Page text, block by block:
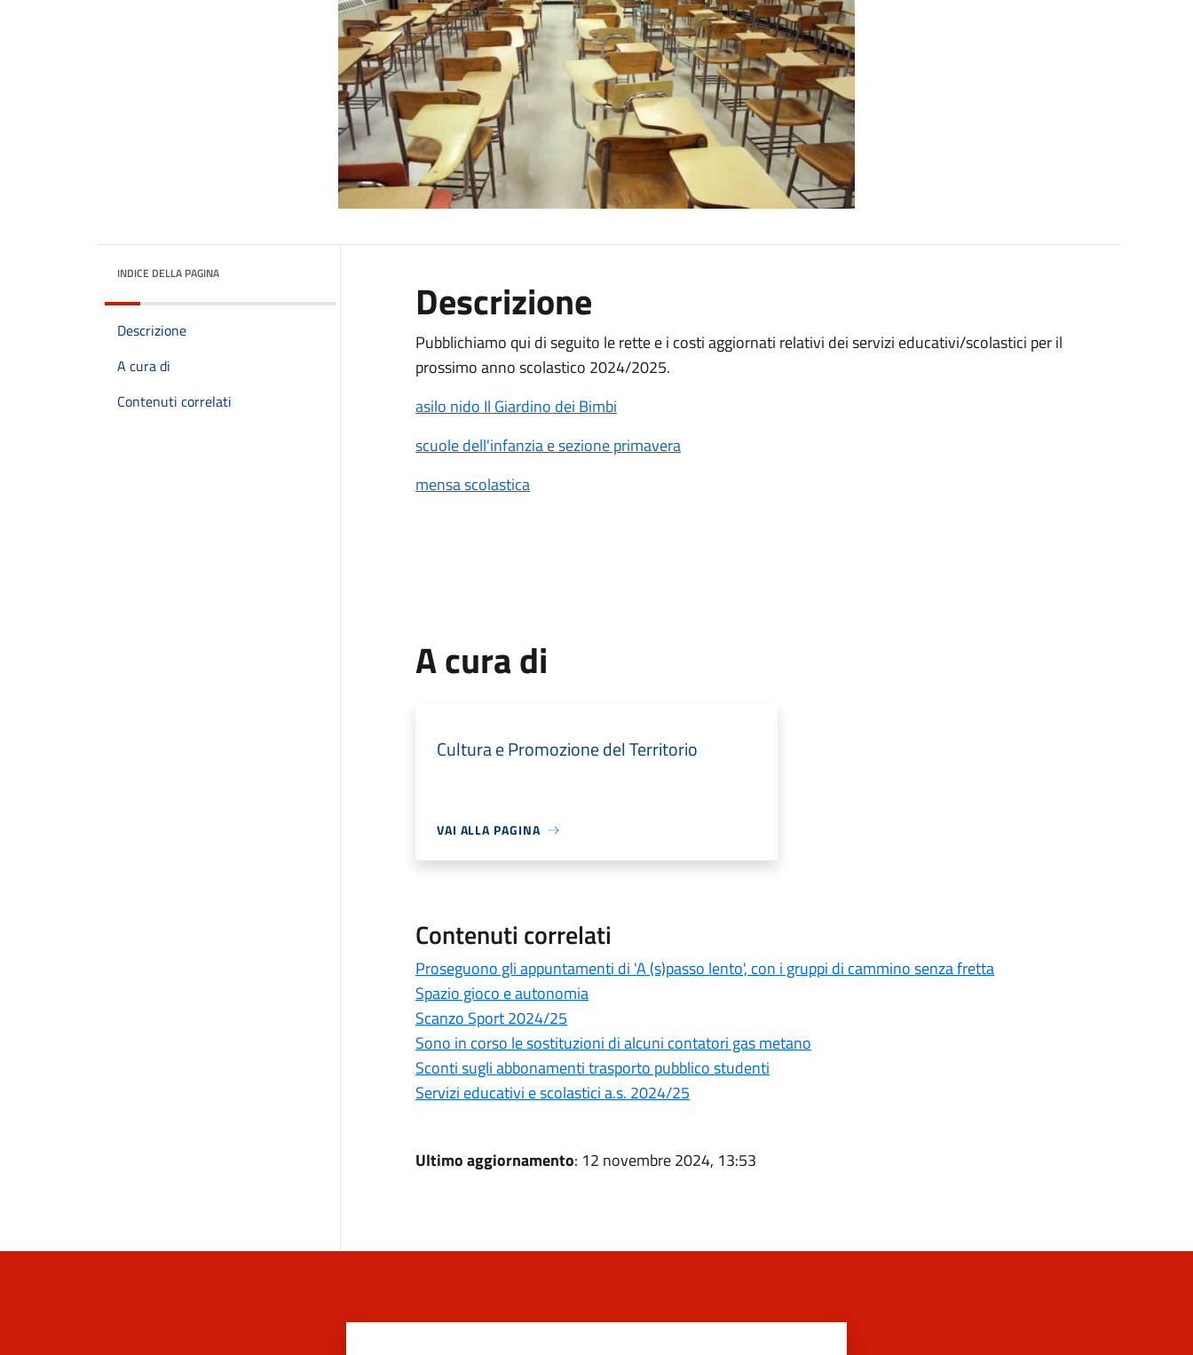
INDICE DELLA PAGINA
Descrizione
A cura di
Contenuti correlati
Descrizione
Pubblichiamo qui di seguito le rette e i costi aggiornati relativi dei servizi educativi/scolastici per il
prossimo anno scolastico 2024/2025.
asilo nido Il Giardino dei Bimbi
scuole dell'infanzia e sezione primavera
mensa scolastica
A cura di
Cultura e Promozione del Territorio
VAI ALLA PAGINA
Contenuti correlati
Proseguono gli appuntamenti di 'A (s)passo lento', con i gruppi di cammino senza fretta
Spazio gioco e autonomia
Scanzo Sport 2024/25
Sono in corso le sostituzioni di alcuni contatori gas metano
Sconti sugli abbonamenti trasporto pubblico studenti
Servizi educativi e scolastici a.s. 2024/25
Ultimo aggiornamento: 12 novembre 2024, 13:53